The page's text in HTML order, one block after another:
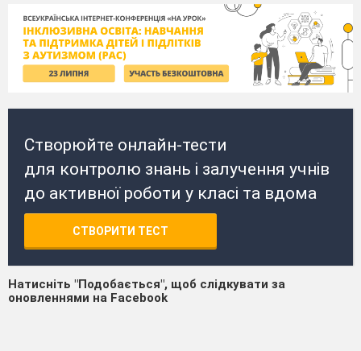
Створюйте онлайн-тести
для контролю знань і залучення учнів
до активної роботи у класі та вдома
СТВОРИТИ ТЕСТ
Натисніть "Подобається", щоб слідкувати за
оновленнями на Facebook